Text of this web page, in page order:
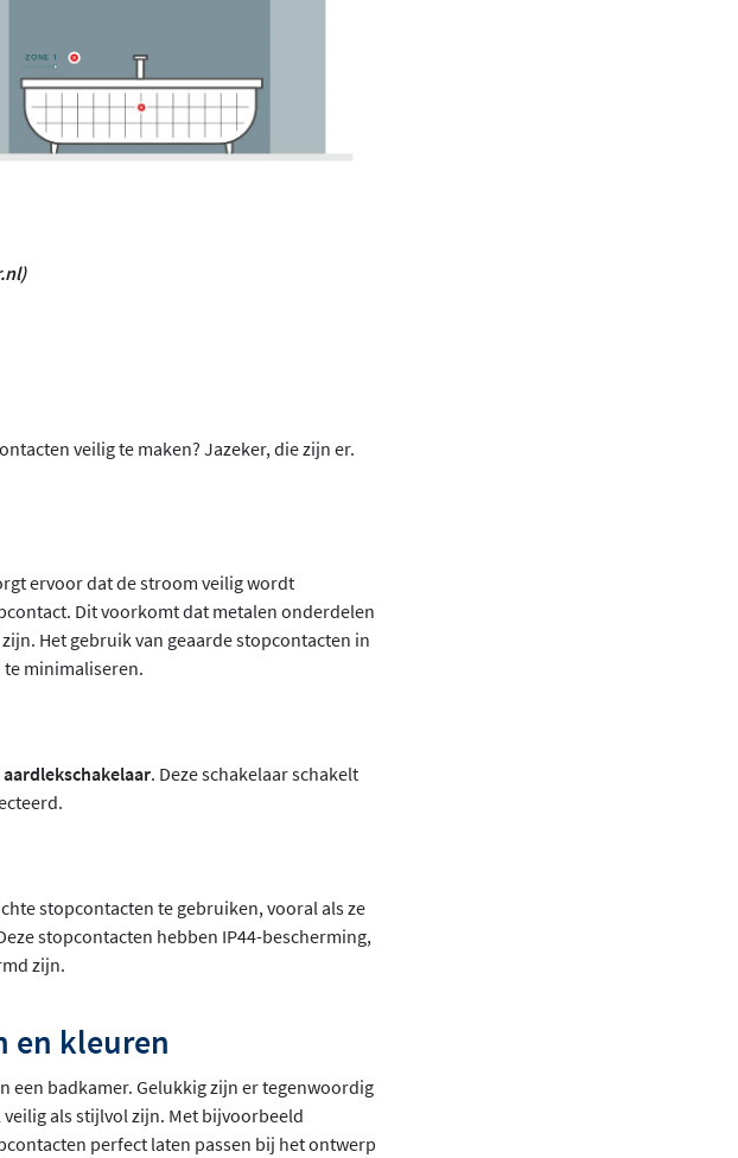
veilig te maken? Jazeker, die zijn er.
ervoor dat de stroom veilig wordt
Dit voorkomt dat metalen onderdelen
Het gebruik van geaarde stopcontacten in
te minimaliseren.
aardlekschakelaar. Deze schakelaar schakelt
stopcontacten te gebruiken, vooral als ze
stopcontacten hebben IP44-bescherming,
zijn.
en kleuren
een badkamer. Gelukkig zijn er tegenwoordig
als stijlvol zijn. Met bijvoorbeeld
perfect laten passen bij het ontwerp